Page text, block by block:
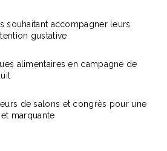
souhaitant accompagner leurs
gustative
alimentaires en campagne de
de salons et congrès pour une
marquante